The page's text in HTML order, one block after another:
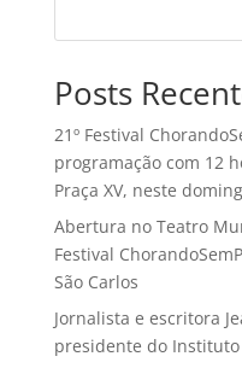
Posts
21º Festival
programação com 12
Praça XV, neste
Abertura no Teatro
Festival
São Carlos
Jornalista e escritora
presidente do